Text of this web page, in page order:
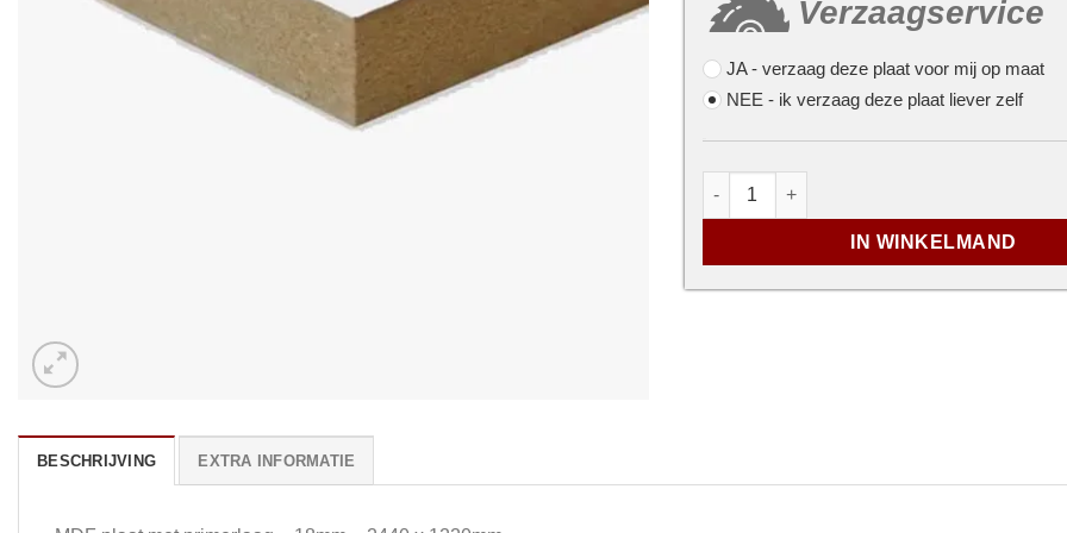
Verzaagservice
JA- verzaag deze plaat voor mij op maat
NEE - ik verzaag deze plaat liever zelf
MDF plaat met primerlaag - 18mm - 2440
IN WINKELMAND
BESCHRIJVING EXTRA INFORMATIE